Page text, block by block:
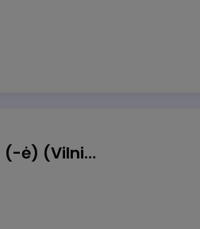
Transformacijos projektų vadovas (-ė) (Vilnius, LT)